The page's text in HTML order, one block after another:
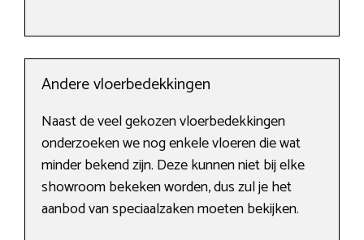
Andere vloerbedekkingen
Naast de veel gekozen vloerbedekkingen
onderzoeken we nog enkele vloeren die wat
minder bekend zijn. Deze kunnen niet bij elke
showroom bekeken worden, dus zul je het
aanbod van speciaalzaken moeten bekijken.